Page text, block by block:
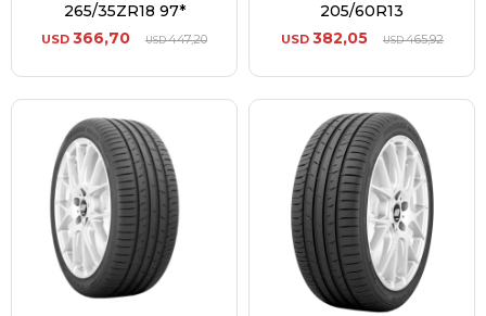
265/35ZR18 97*
USD 366,70 USD447,20
205/60R13
USD 382,05 USD465,92